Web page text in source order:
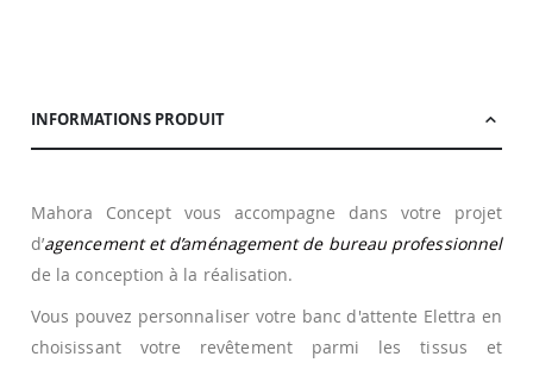
INFORMATIONS PRODUIT
Mahora Concept vous accompagne dans votre projet
d’agencement et d’aménagement de bureau professionnel
de la conception à la réalisation.
Vous pouvez personnaliser votre banc d'attente Elettra en
choisissant votre revêtement parmi les tissus et